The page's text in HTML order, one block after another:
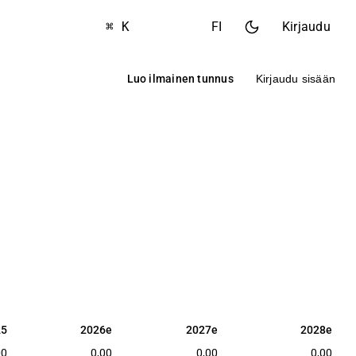
⌘ K FI Kirjaudu
Luo ilmainen tunnus Kirjaudu sisään
2026e 2027e 2028e
2026e 2027e
2028e
0,00 0,00
0,00